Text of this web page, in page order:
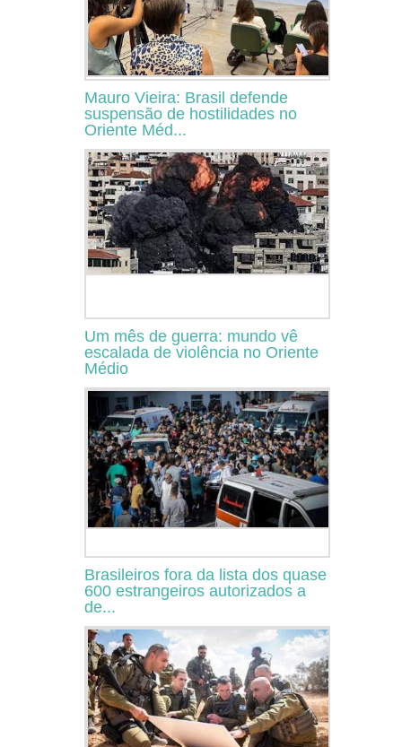
Mauro Vieira: Brasil defende
suspensão de hostilidades no
Oriente Méd...
Um mês de guerra: mundo vê
escalada de violência no Oriente
Médio
Brasileiros fora da lista dos quase
600 estrangeiros autorizados a
de...